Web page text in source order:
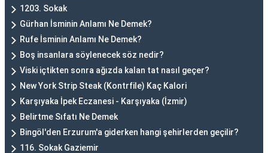
1203. Sokak
Gürhan İsminin Anlamı Ne Demek?
Rufe İsminin Anlamı Ne Demek?
Boş insanlara söylenecek söz nedir?
Viski içtikten sonra ağızda kalan tat nasıl geçer?
New York Strip Steak (Kontrfile) Kaç Kalori
Karşıyaka İpek Eczanesi - Karşıyaka (İzmir)
Belirtme Sıfatı Ne Demek
Bingöl'den Erzurum'a giderken hangi şehirlerden geçilir?
116. Sokak Gaziemir